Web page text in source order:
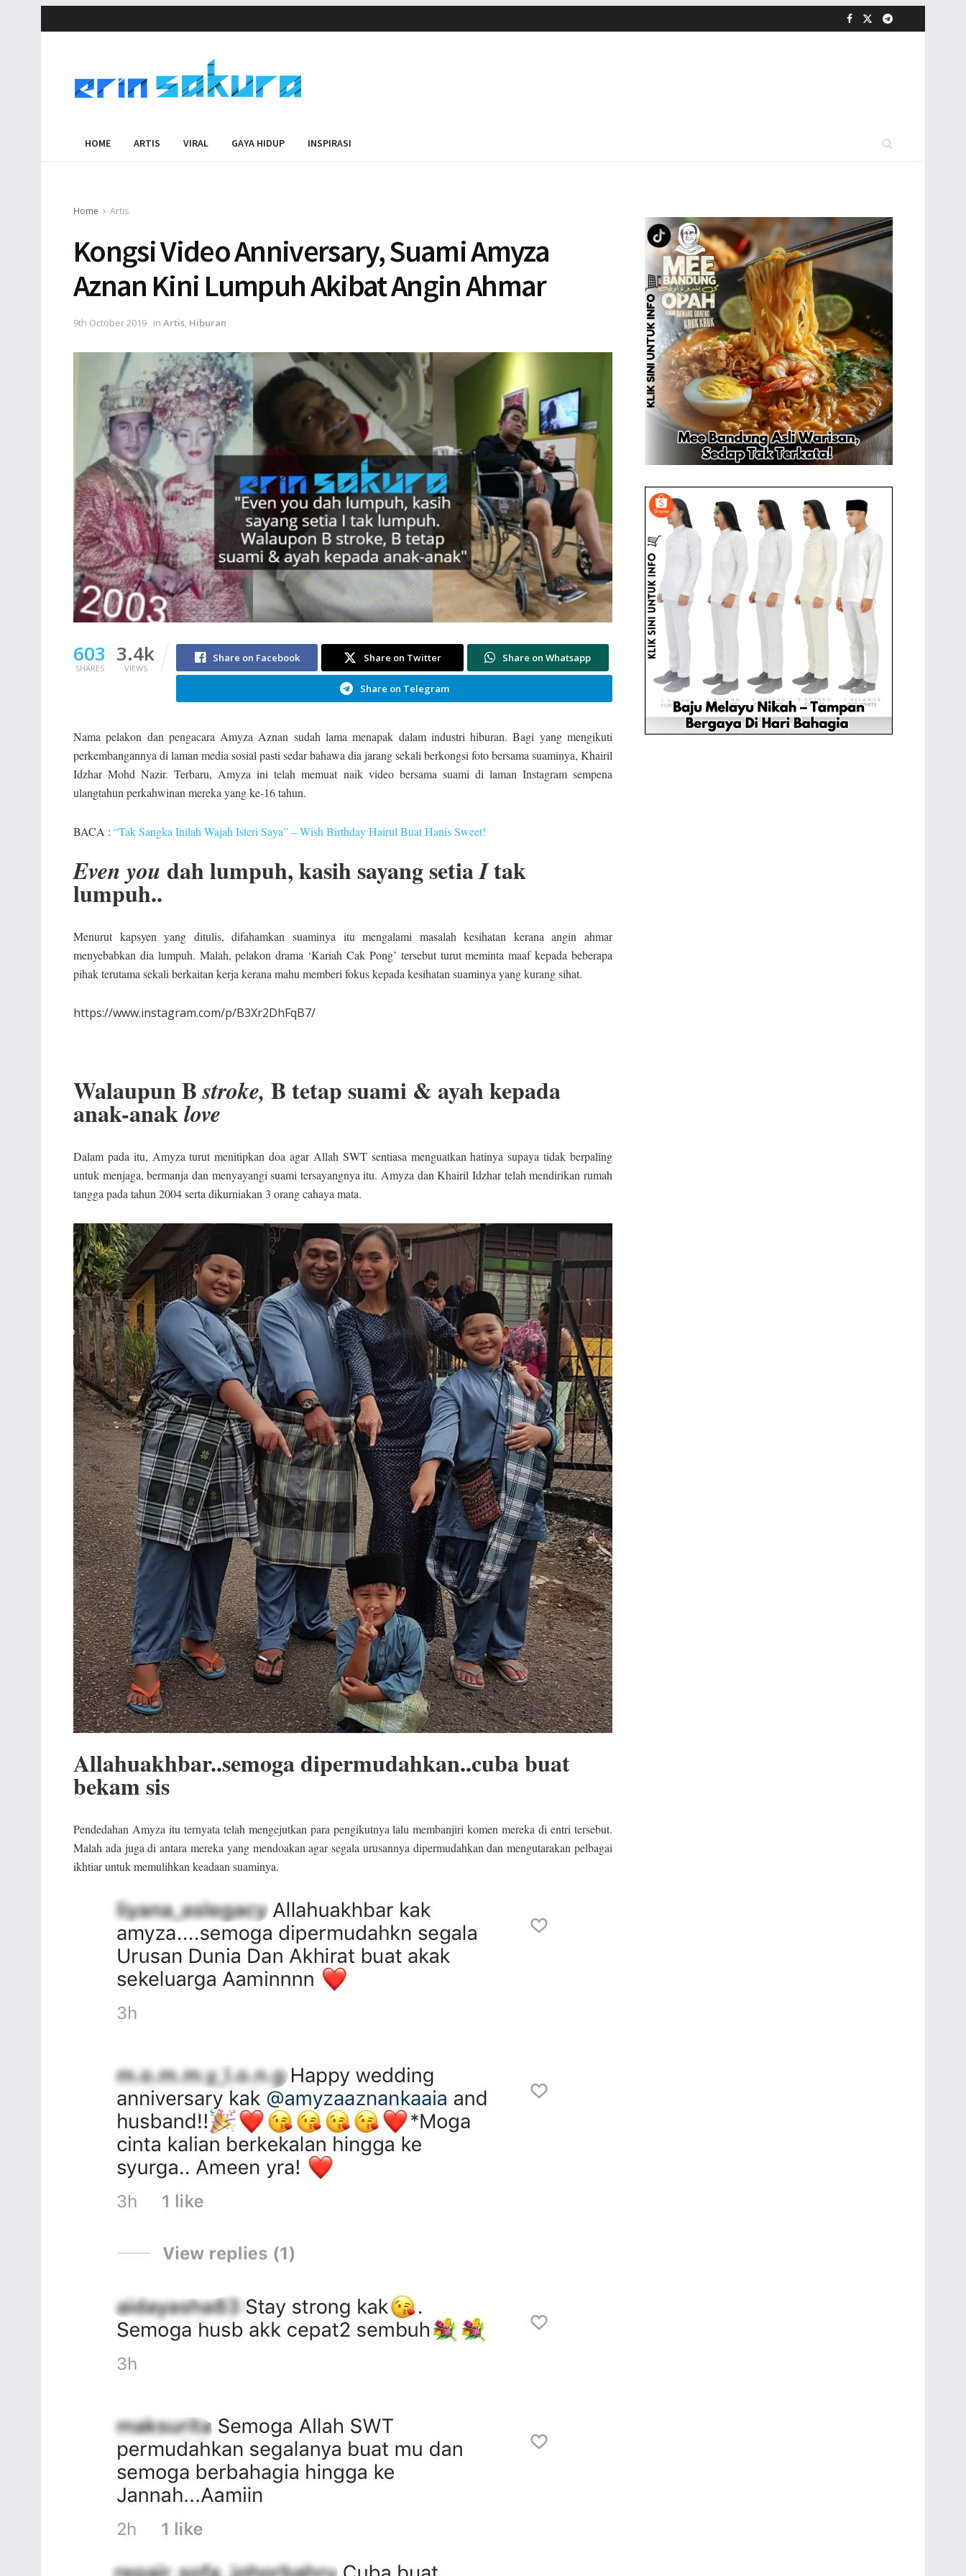
HOME ARTIS VIRAL GAYA HIDUP INSPIRASI
Home Artis
Kongsi Video Anniversary, Suami Amyza
Aznan Kini Lumpuh Akibat Angin Ahmar
9th October 2019 in Artis, Hiburan
603
SHARES
3.4k
VIEWS
Share on Facebook Share on Twitter Share on Whatsapp
Share on Telegram
Nama pelakon dan pengacara Amyza Aznan sudah lama menapak dalam industri hiburan. Bagi yang mengikuti
perkembangannya di laman media sosial pasti sedar bahawa dia jarang sekali berkongsi foto bersama suaminya, Khairil
Idzhar Mohd Nazir. Terbaru, Amyza ini telah memuat naik video bersama suami di laman Instagram sempena
ulangtahun perkahwinan mereka yang ke-16 tahun.
BACA : “Tak Sangka Inilah Wajah Isteri Saya” – Wish Birthday Hairul Buat Hanis Sweet!
Even you dah lumpuh, kasih sayang setiaItak
lumpuh..
Menurut kapsyen yang ditulis, difahamkan suaminya itu mengalami masalah kesihatan kerana angin ahmar
menyebabkan dia lumpuh. Malah, pelakon drama ‘Kariah Cak Pong’ tersebut turut meminta maaf kepada beberapa
pihak terutama sekali berkaitan kerja kerana mahu memberi fokus kepada kesihatan suaminya yang kurang sihat.
https://www.instagram.com/p/B3Xr2DhFqB7/
Walaupun Bstroke, B tetap suami & ayah kepada
anak-anaklove
Dalam pada itu, Amyza turut menitipkan doa agar Allah SWT sentiasa menguatkan hatinya supaya tidak berpaling
untuk menjaga, bermanja dan menyayangi suami tersayangnya itu. Amyza dan Khairil Idzhar telah mendirikan rumah
tangga pada tahun 2004 serta dikurniakan 3 orang cahaya mata.
Allahuakhbar..semoga dipermudahkan..cuba buat
bekam sis
Pendedahan Amyza itu ternyata telah mengejutkan para pengikutnya lalu membanjiri komen mereka di entri tersebut.
Malah ada juga di antara mereka yang mendoakan agar segala urusannya dipermudahkan dan mengutarakan pelbagai
ikhtiar untuk memulihkan keadaan suaminya.